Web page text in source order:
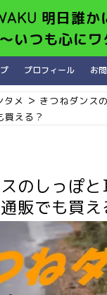
明日誰か
いつも心にワ
プロフィール お
タメ > きつねダンス
買える？
のしっぽ
販でも買え